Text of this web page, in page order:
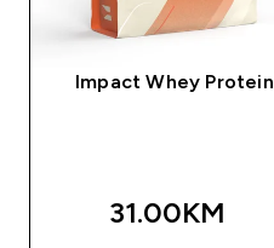
Impact Whey Protein
31.00KM‎